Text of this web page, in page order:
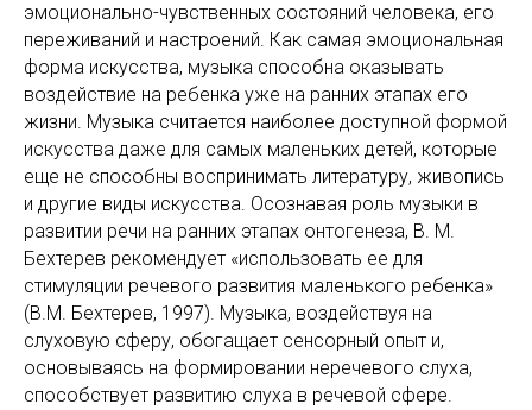
эмоционально-чувственных состояний человека, его
переживаний и настроений. Как самая эмоциональная
форма искусства, музыка способна оказывать
воздействие на ребенка уже на ранних этапах его
жизни. Музыка считается наиболее доступной формой
искусства даже для самых маленьких детей, которые
еще не способны воспринимать литературу, живопись
и другие виды искусства. Осознавая роль музыки в
развитии речи на ранних этапах онтогенеза, В. М.
Бехтерев рекомендует «использовать ее для
стимуляции речевого развития маленького ребенка»
(В.М. Бехтерев, 1997). Музыка, воздействуя на
слуховую сферу, обогащает сенсорный опыт и,
основываясь на формировании неречевого слуха,
способствует развитию слуха в речевой сфере.